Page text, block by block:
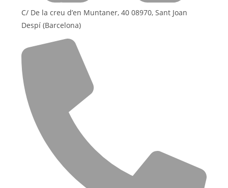
C/ De la creu d’en Muntaner, 40 08970, Sant Joan
Despí (Barcelona)